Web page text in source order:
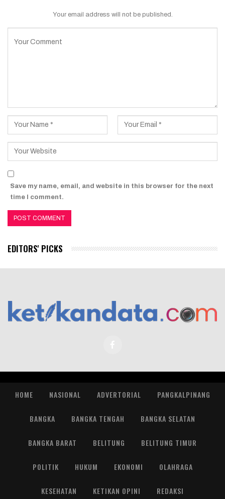
Your email address will not be published.
Save my name, email, and website in this browser for the next
time I comment.
EDITORS' PICKS
HOME NASIONAL ADVERTORIAL PANGKALPINANG
BANGKA BANGKA TENGAH BANGKA SELATAN
BANGKA BARAT BELITUNG BELITUNG TIMUR
POLITIK HUKUM EKONOMI OLAHRAGA
KESEHATAN KETIKAN OPINI REDAKSI